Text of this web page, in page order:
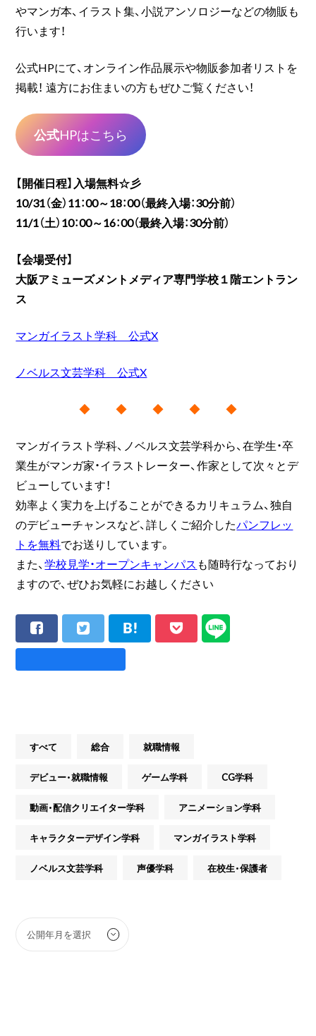
やマンガ本、イラスト集、小説アンソロジーなどの物販も
行います！
公式HPにて、オンライン作品展示や物販参加者リストを
掲載！ 遠方にお住まいの方もぜひご覧ください！
公式HPはこちら
【開催日程】入場無料☆彡
10/31（金）11：00～18：00（最終入場：30分前）
11/1（土）10：00～16：00（最終入場：30分前）
【会場受付】
大阪アミューズメントメディア専門学校１階エントラン
ス
マンガイラスト学科 公式X
ノベルス文芸学科 公式X
◆ ◆ ◆ ◆ ◆
マンガイラスト学科、ノベルス文芸学科から、在学生・卒
業生がマンガ家・イラストレーター、作家として次々とデ
ビューしています！
効率よく実力を上げることができるカリキュラム、独自
のデビューチャンスなど、詳しくご紹介したパンフレッ
トを無料でお送りしています。
また、学校見学・オープンキャンパス も随時行なっており
ますので、ぜひお気軽にお越しください
すべて 総合 就職情報
デビュー・就職情報 ゲーム学科 CG学科
動画・配信クリエイター学科 アニメーション学科
キャラクターデザイン学科 マンガイラスト学科
ノベルス文芸学科 声優学科 在校生・保護者